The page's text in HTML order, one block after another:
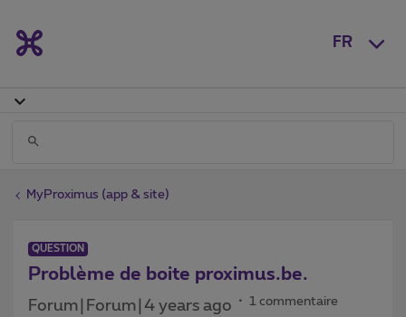
FR
MyProximus (app & site)
QUESTION
Problème de boite proximus.be.
Forum|Forum|4 years ago 1 commentaire